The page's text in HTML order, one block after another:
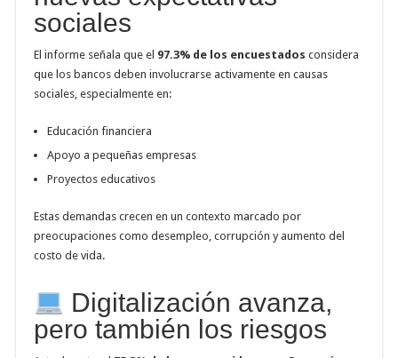
sociales
El informe señala que el 97.3% de los encuestados considera
que los bancos deben involucrarse activamente en causas
sociales, especialmente en:
Educación financiera
Apoyo a pequeñas empresas
Proyectos educativos
Estas demandas crecen en un contexto marcado por
preocupaciones como desempleo, corrupción y aumento del
costo de vida.
Digitalización avanza,
pero también los riesgos